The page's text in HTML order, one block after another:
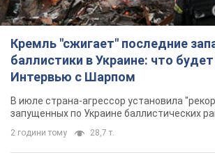
Кремль "сжигает" последние
баллистики в Украине: что
Интервью с Шарпом
В июле страна-агрессор установила
запущенных по Украине баллистических
2 години тому 28,7 т.